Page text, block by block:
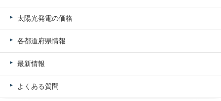
太陽光発電の価格
各都道府県情報
最新情報
よくある質問